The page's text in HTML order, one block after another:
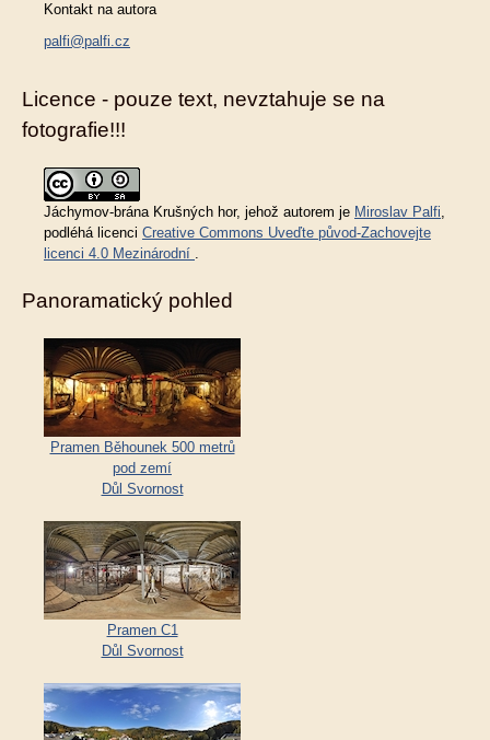
Kontakt na autora
palfi@palfi.cz
Licence - pouze text, nevztahuje se na
fotografie!!!
Jáchymov-brána Krušných hor, jehož autorem je Miroslav Palfi,
podléhá licenci Creative Commons Uveďte původ-Zachovejte
licenci 4.0 Mezinárodní .
Panoramatický pohled
Pramen Běhounek 500 metrů
pod zemí
Důl Svornost
Pramen C1
Důl Svornost